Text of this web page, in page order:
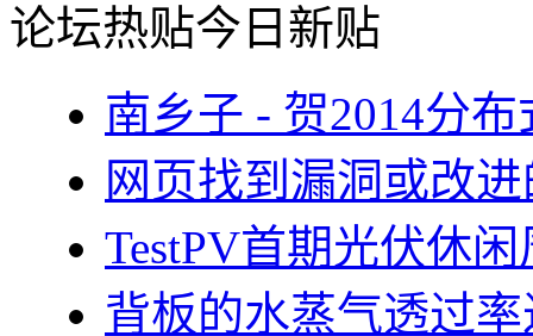
论坛热贴今日新贴
南乡子 - 贺2014分
网页找到漏洞或改
TestPV首期光伏休
背板的水蒸气透过